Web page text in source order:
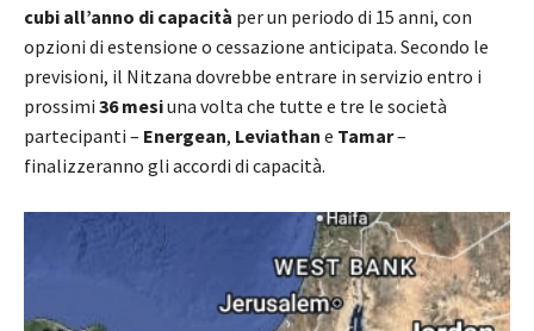
cubi all’anno di capacità per un periodo di 15 anni, con
opzioni di estensione o cessazione anticipata. Secondo le
previsioni, il Nitzana dovrebbe entrare in servizio entro i
prossimi 36 mesiuna volta che tutte e tre le società
partecipanti – Energean, Leviathan e Tamar–
finalizzeranno gli accordi di capacità.